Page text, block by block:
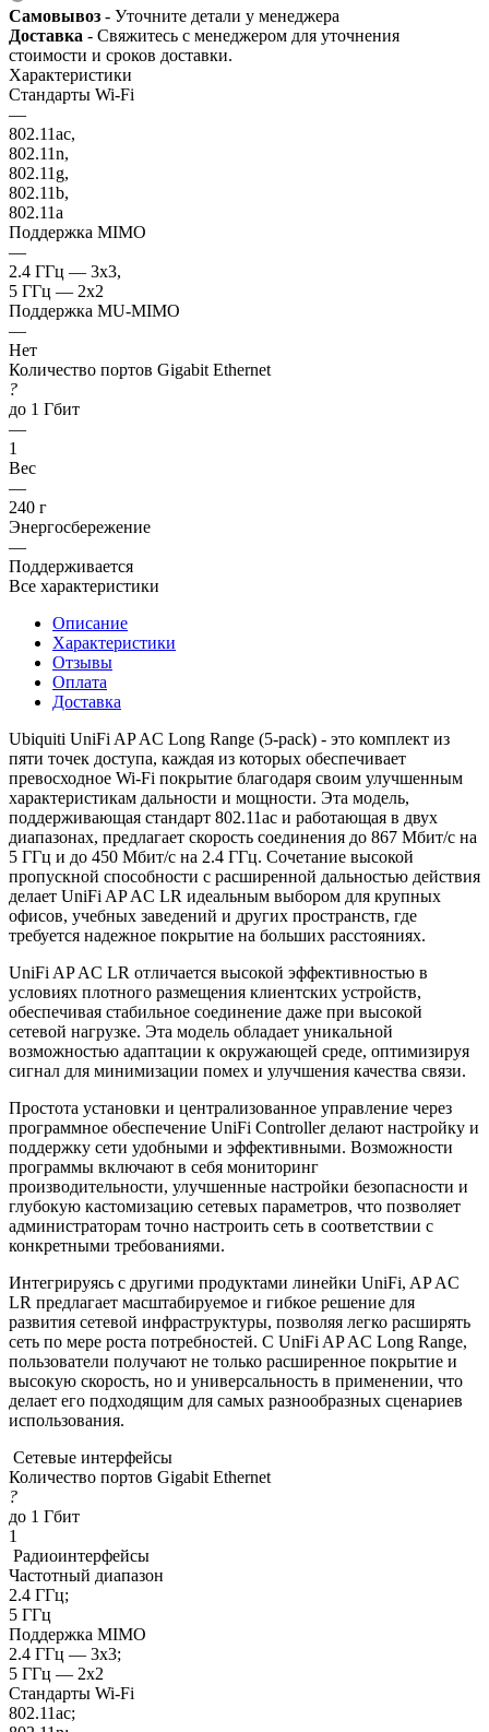
Самовывоз - Уточните детали у менеджера
Доставка - Свяжитесь с менеджером для уточнения
стоимости и сроков доставки.
Характеристики
Стандарты Wi-Fi
—
802.11ac,
802.11n,
802.11g,
802.11b,
802.11a
Поддержка MIMO
—
2.4 ГГц — 3x3,
5 ГГц — 2x2
Поддержка MU-MIMO
—
Нет
Количество портов Gigabit Ethernet
?
до 1 Гбит
—
1
Вес
—
240 г
Энергосбережение
—
Поддерживается
Все характеристики
Описание
Характеристики
Отзывы
Оплата
Доставка
Ubiquiti UniFi AP AC Long Range (5-pack) - это комплект из
пяти точек доступа, каждая из которых обеспечивает
превосходное Wi-Fi покрытие благодаря своим улучшенным
характеристикам дальности и мощности. Эта модель,
поддерживающая стандарт 802.11ac и работающая в двух
диапазонах, предлагает скорость соединения до 867 Мбит/с на
5 ГГц и до 450 Мбит/с на 2.4 ГГц. Сочетание высокой
пропускной способности с расширенной дальностью действия
делает UniFi AP AC LR идеальным выбором для крупных
офисов, учебных заведений и других пространств, где
требуется надежное покрытие на больших расстояниях.
UniFi AP AC LR отличается высокой эффективностью в
условиях плотного размещения клиентских устройств,
обеспечивая стабильное соединение даже при высокой
сетевой нагрузке. Эта модель обладает уникальной
возможностью адаптации к окружающей среде, оптимизируя
сигнал для минимизации помех и улучшения качества связи.
Простота установки и централизованное управление через
программное обеспечение UniFi Controller делают настройку и
поддержку сети удобными и эффективными. Возможности
программы включают в себя мониторинг
производительности, улучшенные настройки безопасности и
глубокую кастомизацию сетевых параметров, что позволяет
администраторам точно настроить сеть в соответствии с
конкретными требованиями.
Интегрируясь с другими продуктами линейки UniFi, AP AC
LR предлагает масштабируемое и гибкое решение для
развития сетевой инфраструктуры, позволяя легко расширять
сеть по мере роста потребностей. С UniFi AP AC Long Range,
пользователи получают не только расширенное покрытие и
высокую скорость, но и универсальность в применении, что
делает его подходящим для самых разнообразных сценариев
использования.
Сетевые интерфейсы
Количество портов Gigabit Ethernet
?
до 1 Гбит
1
Радиоинтерфейсы
Частотный диапазон
2.4 ГГц;
5 ГГц
Поддержка MIMO
2.4 ГГц — 3x3;
5 ГГц — 2x2
Стандарты Wi-Fi
802.11ac;